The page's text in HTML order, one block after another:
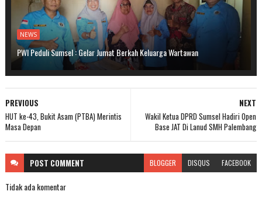
NEWS
PWI Peduli Sumsel : Gelar Jumat Berkah Keluarga Wartawan
NEXT
Wakil Ketua DPRD Sumsel Hadiri Open
Base JAT Di Lanud SMH Palembang
PREVIOUS
HUT ke-43, Bukit Asam (PTBA) Merintis
Masa Depan
POST COMMENT BLOGGER DISQUS FACEBOOK
Tidak ada komentar